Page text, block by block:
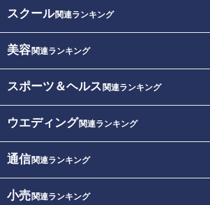
スクール関連ランキング
美容関連ランキング
スポーツ＆ヘルス 関連ランキング
ウエディング関連ランキング
通信関連ランキング
小売関連ランキング